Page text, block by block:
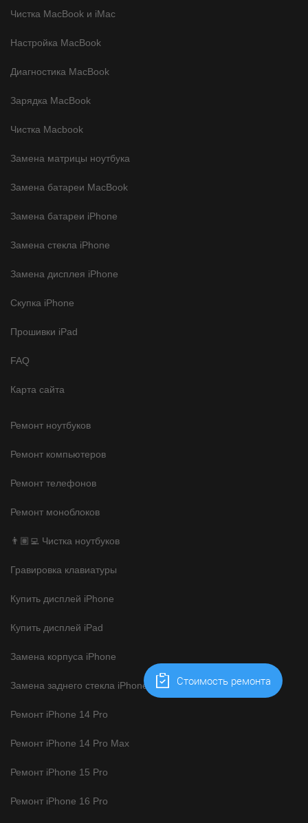
Чистка MacBook и iMac
Настройка MacBook
Диагностика MacBook
Зарядка MacBook
Чистка Macbook
Замена матрицы ноутбука
Замена батареи MacBook
Замена батареи iPhone
Замена стекла iPhone
Замена дисплея iPhone
Скупка iPhone
Прошивки iPad
FAQ
Карта сайта
Ремонт ноутбуков
Ремонт компьютеров
Ремонт телефонов
Ремонт моноблоков
👨🏽‍💻 Чистка ноутбуков
Гравировка клавиатуры
Купить дисплей iPhone
Купить дисплей iPad
Замена корпуса iPhone
Замена заднего стекла iPhone
Ремонт iPhone 14 Pro
Ремонт iPhone 14 Pro Max
Ремонт iPhone 15 Pro
Ремонт iPhone 16 Pro
Cтоимость ремонта